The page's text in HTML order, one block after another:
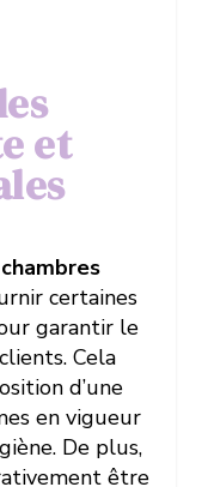
et
certaines
garantir le
Cela
d’une
en vigueur
De plus,
être